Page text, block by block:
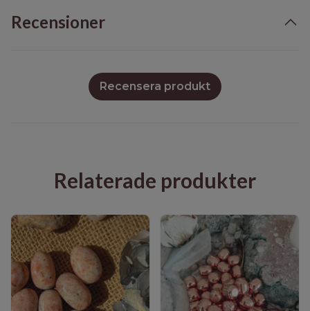
Recensioner
Recensera produkt
Relaterade produkter